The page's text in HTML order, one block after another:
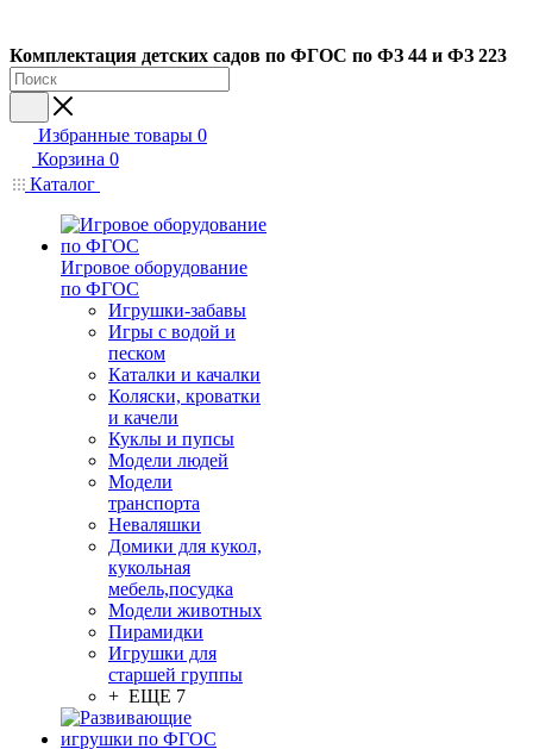
Комплектация детских садов по ФГОC по ФЗ 44 и ФЗ 223
Избранные товары 0
Корзина 0
Каталог
Игровое оборудование
по ФГОС
Игрушки-забавы
Игры с водой и
песком
Каталки и качалки
Коляски, кроватки
и качели
Куклы и пупсы
Модели людей
Модели
транспорта
Неваляшки
Домики для кукол,
кукольная
мебель,посудка
Модели животных
Пирамидки
Игрушки для
старшей группы
+ ЕЩЕ 7